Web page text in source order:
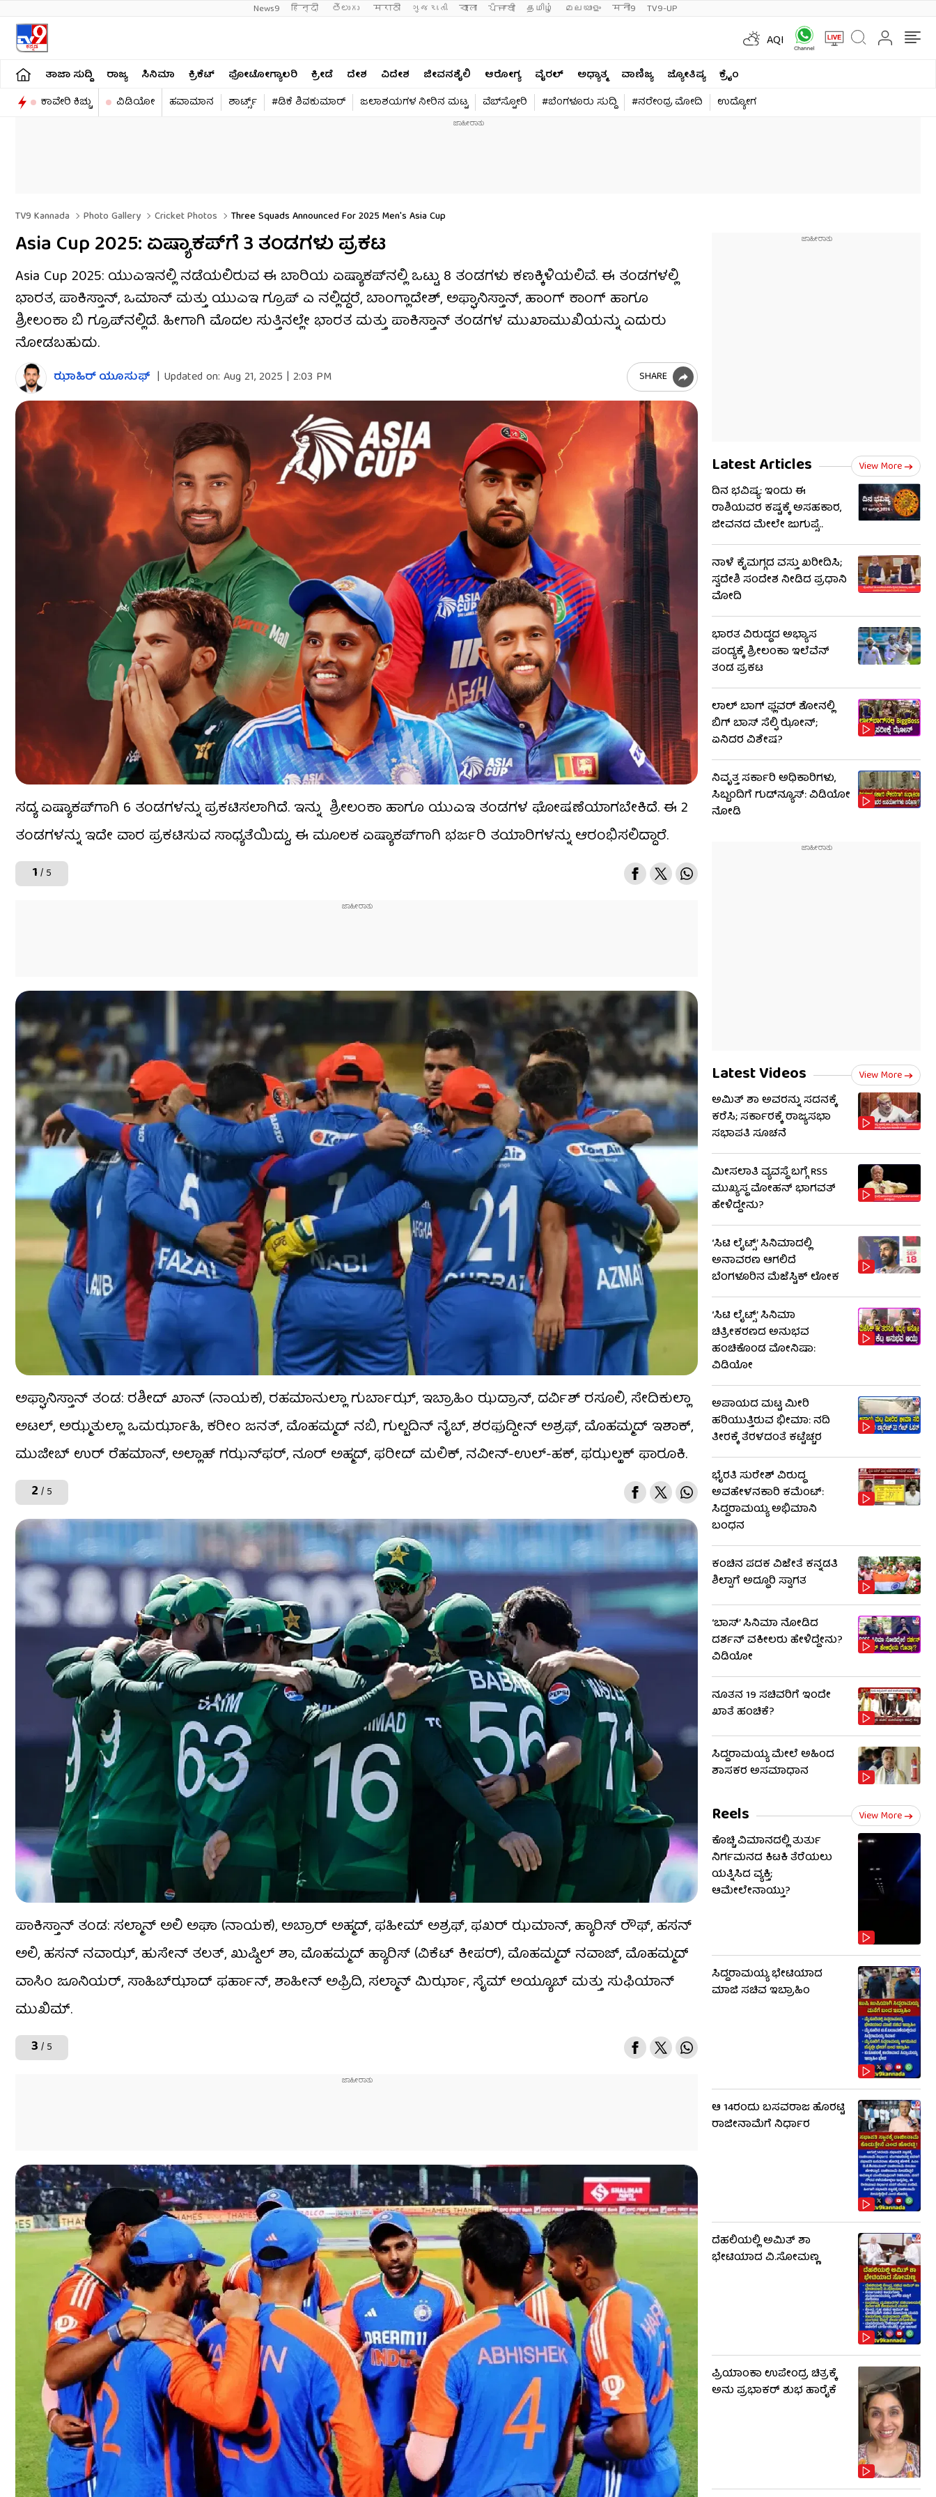
News9 हिन्दी తెలుగు मराठी ગુજરાતી বাংলা ਪੰਜਾਬੀ தமிழ் മലയാളം मनी9 TV9-UP
AQI
ತಾಜಾ ಸುದ್ದಿ ರಾಜ್ಯ ಸಿನಿಮಾ ಕ್ರಿಕೆಟ್​ ಫೋಟೋಗ್ಯಾಲರಿ ಕ್ರೀಡೆ ದೇಶ ವಿದೇಶ ಜೀವನಶೈಲಿ ಆರೋಗ್ಯ ವೈರಲ್​ ಅಧ್ಯಾತ್ಮ ವಾಣಿಜ್ಯ ಜ್ಯೋತಿಷ್ಯ
ಕ್ರೈಂ
ಕಾವೇರಿ ಕಿಚ್ಚು
ವಿಡಿಯೋ ಹವಾಮಾನ ಶಾರ್ಟ್ಸ್​ #ಡಿಕೆ ಶಿವಕುಮಾರ್​ ಜಲಾಶಯಗಳ ನೀರಿನ ಮಟ್ಟ ವೆಬ್​ಸ್ಟೋರಿ #ಬೆಂಗಳೂರು ಸುದ್ದಿ #ನರೇಂದ್ರ ಮೋದಿ ಉದ್ಯೋಗ
TV9 Kannada Photo Gallery Cricket Photos Three Squads Announced For 2025 Men's Asia Cup
Asia Cup 2025: ಏಷ್ಯಾಕಪ್​ಗೆ 3 ತಂಡಗಳು ಪ್ರಕಟ
Asia Cup 2025: ಯುಎಇನಲ್ಲಿ ನಡೆಯಲಿರುವ ಈ ಬಾರಿಯ ಏಷ್ಯಾಕಪ್​ನಲ್ಲಿ ಒಟ್ಟು 8 ತಂಡಗಳು ಕಣಕ್ಕಿಳಿಯಲಿವೆ. ಈ ತಂಡಗಳಲ್ಲಿ
ಭಾರತ, ಪಾಕಿಸ್ತಾನ್, ಒಮಾನ್ ಮತ್ತು ಯುಎಇ ಗ್ರೂಪ್ ಎ ನಲ್ಲಿದ್ದರೆ, ಬಾಂಗ್ಲಾದೇಶ್, ಅಫ್ಘಾನಿಸ್ತಾನ್, ಹಾಂಗ್​ ಕಾಂಗ್ ಹಾಗೂ
ಶ್ರೀಲಂಕಾ ಬಿ ಗ್ರೂಪ್​ನಲ್ಲಿದೆ. ಹೀಗಾಗಿ ಮೊದಲ ಸುತ್ತಿನಲ್ಲೇ ಭಾರತ ಮತ್ತು ಪಾಕಿಸ್ತಾನ್ ತಂಡಗಳ ಮುಖಾಮುಖಿಯನ್ನು ಎದುರು
ನೋಡಬಹುದು.
ಝಾಹಿರ್ ಯೂಸುಫ್ | Updated on: Aug 21, 2025 | 2:03 PM SHARE
ಸದ್ಯ ಏಷ್ಯಾಕಪ್​ಗಾಗಿ 6 ತಂಡಗಳನ್ನು ಪ್ರಕಟಿಸಲಾಗಿದೆ. ಇನ್ನು ಶ್ರೀಲಂಕಾ ಹಾಗೂ ಯುಎಇ ತಂಡಗಳ ಘೋಷಣೆಯಾಗಬೇಕಿದೆ. ಈ 2
ತಂಡಗಳನ್ನು ಇದೇ ವಾರ ಪ್ರಕಟಿಸುವ ಸಾಧ್ಯತೆಯಿದ್ದು, ಈ ಮೂಲಕ ಏಷ್ಯಾಕಪ್​ಗಾಗಿ ಭರ್ಜರಿ ತಯಾರಿಗಳನ್ನು ಆರಂಭಿಸಲಿದ್ದಾರೆ.
1 / 5
ಅಫ್ಘಾನಿಸ್ತಾನ್ ತಂಡ: ರಶೀದ್ ಖಾನ್ (ನಾಯಕ), ರಹಮಾನುಲ್ಲಾ ಗುರ್ಬಾಝ್, ಇಬ್ರಾಹಿಂ ಝದ್ರಾನ್, ದರ್ವಿಶ್ ರಸೂಲಿ, ಸೇದಿಕುಲ್ಲಾ
ಅಟಲ್, ಅಝ್ಮತುಲ್ಲಾ ಒಮರ್ಝಾಹಿ, ಕರೀಂ ಜನತ್, ಮೊಹಮ್ಮದ್ ನಬಿ, ಗುಲ್ಬದಿನ್ ನೈಬ್, ಶರಫುದ್ದೀನ್ ಅಶ್ರಫ್, ಮೊಹಮ್ಮದ್ ಇಶಾಕ್,
ಮುಜೀಬ್ ಉರ್ ರೆಹಮಾನ್, ಅಲ್ಲಾಹ್ ಗಝನ್​ಫರ್, ನೂರ್ ಅಹ್ಮದ್, ಫರೀದ್ ಮಲಿಕ್, ನವೀನ್-ಉಲ್-ಹಕ್, ಫಝಲ್ಹಕ್ ಫಾರೂಕಿ.
2 / 5
ಪಾಕಿಸ್ತಾನ್ ತಂಡ: ಸಲ್ಮಾನ್ ಅಲಿ ಅಘಾ (ನಾಯಕ), ಅಬ್ರಾರ್ ಅಹ್ಮದ್, ಫಹೀಮ್ ಅಶ್ರಫ್, ಫಖರ್ ಝಮಾನ್, ಹ್ಯಾರಿಸ್ ರೌಫ್, ಹಸನ್
ಅಲಿ, ಹಸನ್ ನವಾಝ್, ಹುಸೇನ್ ತಲತ್, ಖುಷ್ದಿಲ್ ಶಾ, ಮೊಹಮ್ಮದ್ ಹ್ಯಾರಿಸ್ (ವಿಕೆಟ್ ಕೀಪರ್), ಮೊಹಮ್ಮದ್ ನವಾಜ್, ಮೊಹಮ್ಮದ್
ವಾಸಿಂ ಜೂನಿಯರ್, ಸಾಹಿಬ್​ಝಾದ್ ಫರ್ಹಾನ್, ಶಾಹೀನ್ ಅಫ್ರಿದಿ, ಸಲ್ಮಾನ್ ಮಿರ್ಝಾ, ಸೈಮ್ ಅಯ್ಯೂಬ್ ಮತ್ತು ಸುಫಿಯಾನ್
ಮುಖಿಮ್.
3 / 5
Latest Articles View More
ದಿನ ಭವಿಷ್ಯ: ಇಂದು ಈ
ರಾಶಿಯವರ ಕಷ್ಟಕ್ಕೆ ಅಸಹಕಾರ,
ಜೀವನದ ಮೇಲೇ ಜುಗುಪ್ಸೆ..
ನಾಳೆ ಕೈಮಗ್ಗದ ವಸ್ತು ಖರೀದಿಸಿ;
ಸ್ವದೇಶಿ ಸಂದೇಶ ನೀಡಿದ ಪ್ರಧಾನಿ
ಮೋದಿ
ಭಾರತ ವಿರುದ್ಧದ ಅಭ್ಯಾಸ
ಪಂದ್ಯಕ್ಕೆ ಶ್ರೀಲಂಕಾ ಇಲೆವೆನ್
ತಂಡ ಪ್ರಕಟ
ಲಾಲ್ ಬಾಗ್ ಫ್ಲವರ್ ಶೋನಲ್ಲಿ
ಬಿಗ್ ಬಾಸ್ ಸೆಲ್ಫಿ ಝೋನ್;
ಏನಿದರ ವಿಶೇಷ?
ನಿವೃತ್ತ ಸರ್ಕಾರಿ ಅಧಿಕಾರಿಗಳು,
ಸಿಬ್ಬಂದಿಗೆ ಗುಡ್​ನ್ಯೂಸ್: ವಿಡಿಯೋ
ನೋಡಿ
Latest Videos View More
ಅಮಿತ್ ಶಾ ಅವರನ್ನು ಸದನಕ್ಕೆ
ಕರೆಸಿ; ಸರ್ಕಾರಕ್ಕೆ ರಾಜ್ಯಸಭಾ
ಸಭಾಪತಿ ಸೂಚನೆ
ಮೀಸಲಾತಿ ವ್ಯವಸ್ಥೆ ಬಗ್ಗೆ RSS​
ಮುಖ್ಯಸ್ಥ ಮೋಹನ್ ಭಾಗವತ್
ಹೇಳಿದ್ದೇನು?
‘ಸಿಟಿ ಲೈಟ್ಸ್’ ಸಿನಿಮಾದಲ್ಲಿ
ಅನಾವರಣ ಆಗಲಿದೆ
ಬೆಂಗಳೂರಿನ ಮೆಜೆಸ್ಟಿಕ್ ಲೋಕ
‘ಸಿಟಿ ಲೈಟ್ಸ್’ ಸಿನಿಮಾ
ಚಿತ್ರೀಕರಣದ ಅನುಭವ
ಹಂಚಿಕೊಂಡ ಮೋನಿಷಾ:
ವಿಡಿಯೋ
ಅಪಾಯದ ಮಟ್ಟ ಮೀರಿ
ಹರಿಯುತ್ತಿರುವ ಭೀಮಾ: ನದಿ
ತೀರಕ್ಕೆ ತೆರಳದಂತೆ ಕಟ್ಟೆಚ್ಚರ
ಭೈರತಿ ಸುರೇಶ್ ವಿರುದ್ಧ
ಅವಹೇಳನಕಾರಿ ಕಮೆಂಟ್:
ಸಿದ್ದರಾಮಯ್ಯ ಅಭಿಮಾನಿ
ಬಂಧನ
ಕಂಚಿನ ಪದಕ ವಿಜೇತೆ ಕನ್ನಡತಿ
ಶಿಲ್ಪಾಗೆ ಅದ್ಧೂರಿ ಸ್ವಾಗತ
‘ಬಾಸ್’ ಸಿನಿಮಾ ನೋಡಿದ
ದರ್ಶನ್ ವಕೀಲರು ಹೇಳಿದ್ದೇನು?
ವಿಡಿಯೋ
ನೂತನ 19 ಸಚಿವರಿಗೆ ಇಂದೇ
ಖಾತೆ ಹಂಚಿಕೆ?
ಸಿದ್ದರಾಮಯ್ಯ ಮೇಲೆ ಅಹಿಂದ
ಶಾಸಕರ ಅಸಮಾಧಾನ
Reels View More
ಕೊಚ್ಚಿ ವಿಮಾನದಲ್ಲಿ ತುರ್ತು
ನಿರ್ಗಮನದ ಕಿಟಕಿ ತೆರೆಯಲು
ಯತ್ನಿಸಿದ ವ್ಯಕ್ತಿ;
ಆಮೇಲೇನಾಯ್ತು?
ಸಿದ್ದರಾಮಯ್ಯ ಭೇಟಿಯಾದ
ಮಾಜಿ ಸಚಿವ ಇಬ್ರಾಹಿಂ
ಆ 14ರಂದು ಬಸವರಾಜ ಹೊರಟ್ಟಿ
ರಾಜೀನಾಮೆಗೆ ನಿರ್ಧಾರ
ದೆಹಲಿಯಲ್ಲಿ ಅಮಿತ್ ಶಾ
ಭೇಟಿಯಾದ ವಿ.ಸೋಮಣ್ಣ
ಪ್ರಿಯಾಂಕಾ ಉಪೇಂದ್ರ ಚಿತ್ರಕ್ಕೆ
ಅನು ಪ್ರಭಾಕರ್ ಶುಭ ಹಾರೈಕೆ